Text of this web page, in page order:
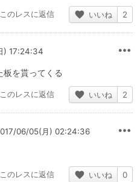
このレスに返信 いいね 2
) 17:24:34
を貰ってくる
このレスに返信 いいね 2
06/05(月) 02:24:36
このレスに返信 いいね 0